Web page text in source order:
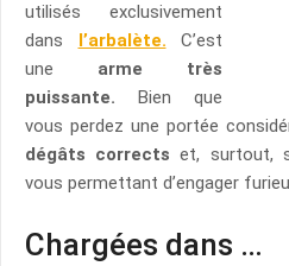
utilisés exclusivement
dans l’arbalète. C’est
une arme très
puissante. Bien que
vous perdez une portée
dégâts corrects et, surtout,
vous permettant d’engager
Chargées dans …